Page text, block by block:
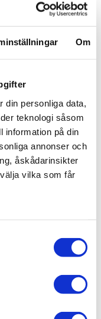
Om
din personliga data,
teknologi såsom
information på din
annonser och
åskådarinsikter
vilka som får
flera meter
uppgifter
- 125g Lovely
laadulle ja